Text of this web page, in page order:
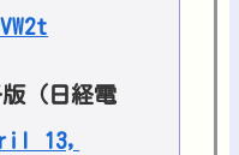
（日経電
13,